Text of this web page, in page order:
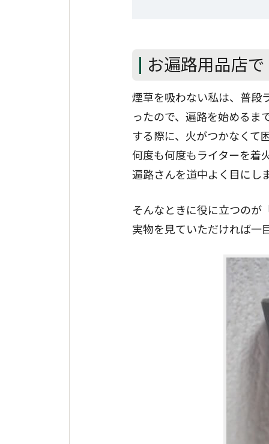
お遍路用品店
煙草を吸わない私は、普段
ったので、遍路を始めるま
する際に、火がつかなくて
何度も何度もライターを着
遍路さんを道中よく目にし
そんなときに役に立つのが
実物を見ていただければ一